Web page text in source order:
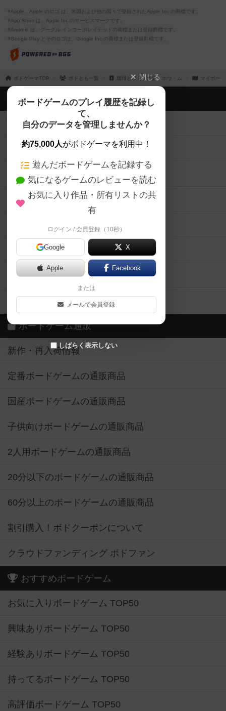
※Apple、Apple のロゴ は、米国および他の国々で登録されたApple Inc.の商標です。
※App Store は、Apple Inc.のサービスマークです。
※Android は、グーグル インコーポレイテッドの商標または登録商標です。
※Google Play とそのロゴは、Google Inc.の商標または登録商標です。
ボドゲーマTOP ボドとも一覧 珈琲とボドゲの店 ホウ・ム マイボー
閉じる
ボードゲームのプレイ履歴を記録し
て、
自分のデータを管理しませんか？
約75,000人がボドゲーマを利用中！
遊んだボードゲームを記録する
気になるゲームのレビューを読む
お気に入り作品・所有リストの共
有
ログイン / 会員登録（10秒）
Google X
Apple Facebook
または
メールで会員登録
しばらく表示しない
ボドゲーマTOP
ボードゲームを検索する
ボードゲームの新着レビュー
ボードゲーム会情報
メカニクス特集
掲示板・トピックス
ボドとも・会員一覧
ボードゲーム業界コラム
ボドゲーマご利用案内
ボードゲーム通販
新作・再入荷情報
定番ボードゲームの通販商品
国産ボードゲームの通販商品
子供向けボードゲームの通販商品
2人用ボードゲームの通販商品
20分以下のボードゲームの通販商品
60分以上のボードゲームの通販商品
割引購入！ボドクーポンについて
クラウドファンディング ボドファン
おすすめボードゲーム
お気に入りボードゲーム TOP50
興味ありボードゲーム TOP50
経験ありボードゲーム TOP50
持ってるボードゲーム TOP50
高評価ボードゲーム TOP50